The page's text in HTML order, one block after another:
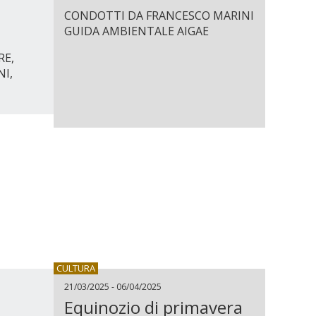
CONDOTTI DA FRANCESCO MARINI
GUIDA AMBIENTALE AIGAE
CULTURA
21/03/2025 - 06/04/2025
Equinozio di primavera